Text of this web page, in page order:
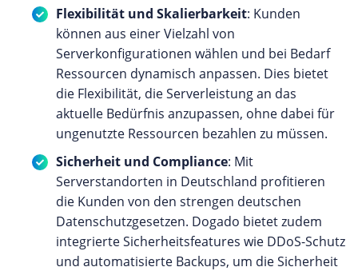
Flexibilität und Skalierbarkeit: Kunden
können aus einer Vielzahl von
Serverkonfigurationen wählen und bei Bedarf
Ressourcen dynamisch anpassen. Dies bietet
die Flexibilität, die Serverleistung an das
aktuelle Bedürfnis anzupassen, ohne dabei für
ungenutzte Ressourcen bezahlen zu müssen.
Sicherheit und Compliance: Mit
Serverstandorten in Deutschland profitieren
die Kunden von den strengen deutschen
Datenschutzgesetzen. Dogado bietet zudem
integrierte Sicherheitsfeatures wie DDoS-Schutz
und automatisierte Backups, um die Sicherheit